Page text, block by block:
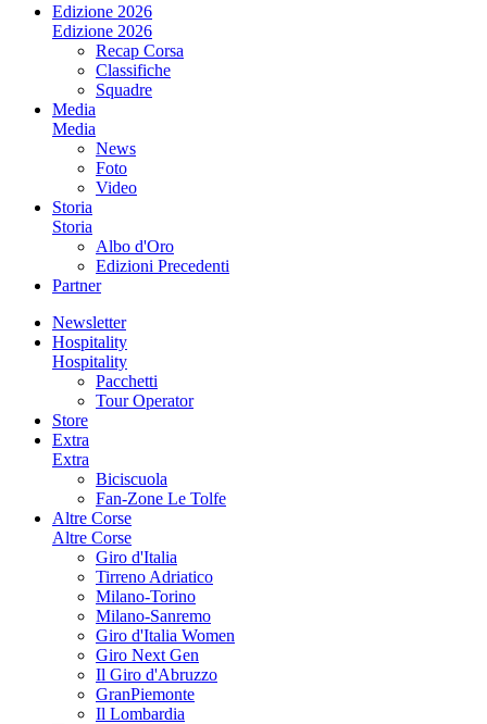
Edizione 2026
Edizione 2026
Recap Corsa
Classifiche
Squadre
Media
Media
News
Foto
Video
Storia
Storia
Albo d'Oro
Edizioni Precedenti
Partner
Newsletter
Hospitality
Hospitality
Pacchetti
Tour Operator
Store
Extra
Extra
Biciscuola
Fan-Zone Le Tolfe
Altre Corse
Altre Corse
Giro d'Italia
Tirreno Adriatico
Milano-Torino
Milano-Sanremo
Giro d'Italia Women
Giro Next Gen
Il Giro d'Abruzzo
GranPiemonte
Il Lombardia